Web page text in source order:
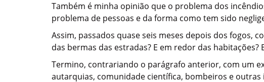
Também é minha opinião que o problema dos
problema de pessoas e da forma como tem sido
Assim, passados quase seis meses depois dos fogos,
das bermas das estradas? E em redor das
Termino, contrariando o parágrafo anterior, com um
autarquias, comunidade científica, bombeiros e outras